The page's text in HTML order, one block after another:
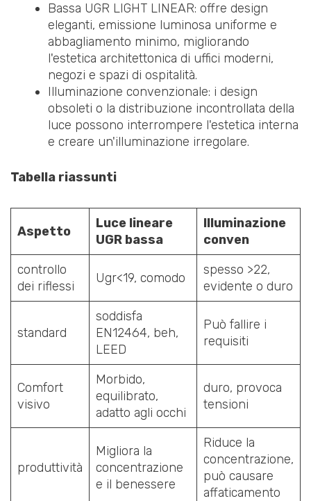
Bassa UGR LIGHT LINEAR: offre design
eleganti, emissione luminosa uniforme e
abbagliamento minimo, migliorando
l'estetica architettonica di uffici moderni,
negozi e spazi di ospitalità.
Illuminazione convenzionale: i design
obsoleti o la distribuzione incontrollata della
luce possono interrompere l'estetica interna
e creare un'illuminazione irregolare.
Tabella riassunti
Aspetto
Luce lineare
UGR bassa
Illuminazione
conven
controllo
dei riflessi
Ugr<19, comodo
spesso >22,
evidente o duro
standard
soddisfa
EN12464, beh,
LEED
Può fallire i
requisiti
Comfort
visivo
Morbido,
equilibrato,
adatto agli occhi
duro, provoca
tensioni
produttività
Migliora la
concentrazione
e il benessere
Riduce la
concentrazione,
può causare
affaticamento